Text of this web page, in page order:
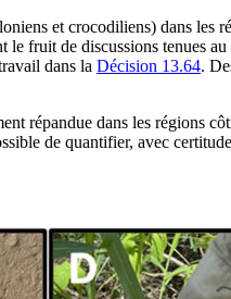
et crocodiliens) dans les
le fruit de discussions tenues
dans la Décision 13.64.
répandue dans les régions
de quantifier, avec